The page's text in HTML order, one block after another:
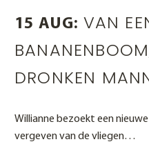
15 AUG: VAN
DRONKEN
Willianne bezoekt een
vergeven van de vliegen…